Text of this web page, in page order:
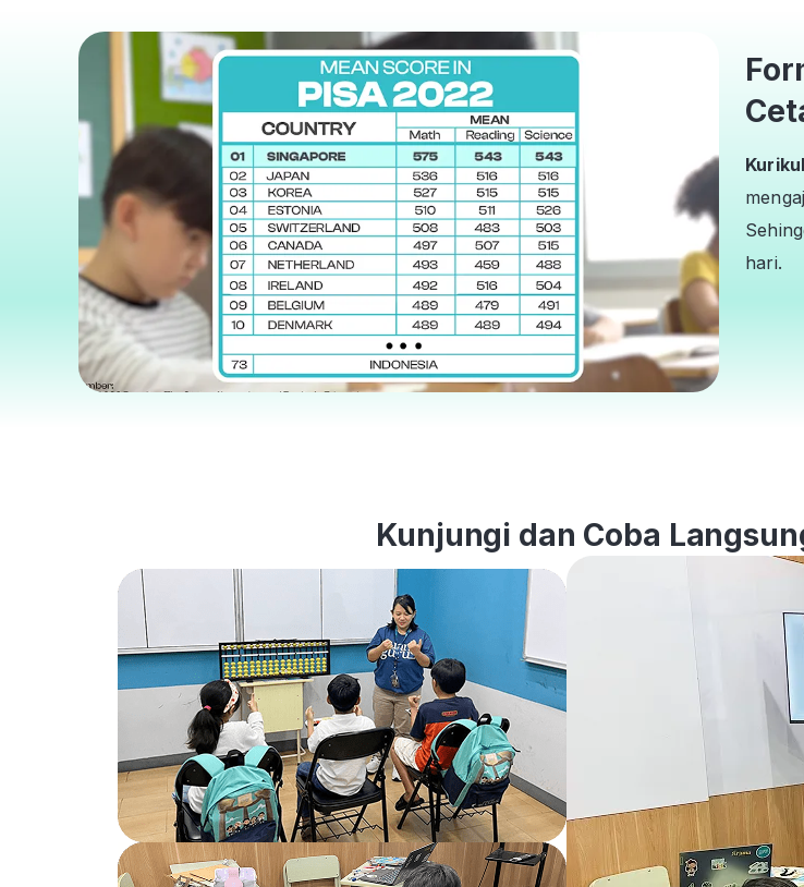
hari.
Kunjungi dan Coba